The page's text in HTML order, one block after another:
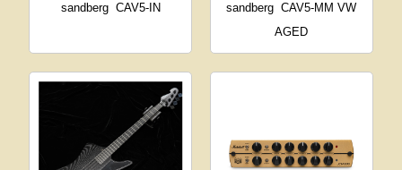
sandberg CAV5-IN sandberg CAV5-MM VW
AGED